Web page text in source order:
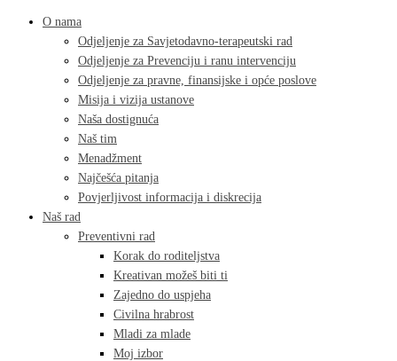
O nama
Odjeljenje za Savjetodavno-terapeutski rad
Odjeljenje za Prevenciju i ranu intervenciju
Odjeljenje za pravne, finansijske i opće poslove
Misija i vizija ustanove
Naša dostignuća
Naš tim
Menadžment
Najčešća pitanja
Povjerljivost informacija i diskrecija
Naš rad
Preventivni rad
Korak do roditeljstva
Kreativan možeš biti ti
Zajedno do uspjeha
Civilna hrabrost
Mladi za mlade
Moj izbor